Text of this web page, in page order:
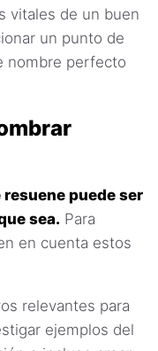
vitales de un buen
un punto de
nombre perfecto
puede ser
sea. Para
en cuenta estos
relevantes para
ejemplos del